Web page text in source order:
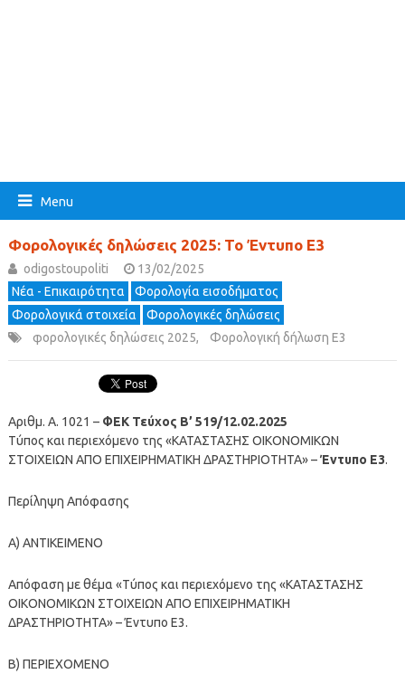
Menu
Φορολογικές δηλώσεις 2025: Το Έντυπο Ε3
odigostoupoliti
13/02/2025
Νέα - Επικαιρότητα
Φορολογία εισοδήματος
Φορολογικά στοιχεία
Φορολογικές δηλώσεις
φορολογικές δηλώσεις 2025, Φορολογική δήλωση Ε3
Αριθμ. Α. 1021 – ΦΕΚ Τεύχος B’ 519/12.02.2025
Τύπος και περιεχόμενο της «ΚΑΤΑΣΤΑΣΗΣ ΟΙΚΟΝΟΜΙΚΩΝ
ΣΤΟΙΧΕΙΩΝ ΑΠΟ ΕΠΙΧΕΙΡΗΜΑΤΙΚΗ ΔΡΑΣΤΗΡΙΟΤΗΤΑ» –Έντυπο Ε3.
Περίληψη Απόφασης
Α) ΑΝΤΙΚΕΙΜΕΝΟ
Απόφαση με θέμα «Τύπος και περιεχόμενο της «ΚΑΤΑΣΤΑΣΗΣ
ΟΙΚΟΝΟΜΙΚΩΝ ΣΤΟΙΧΕΙΩΝ ΑΠΟ ΕΠΙΧΕΙΡΗΜΑΤΙΚΗ
ΔΡΑΣΤΗΡΙΟΤΗΤΑ» – Έντυπο Ε3.
Β) ΠΕΡΙΕΧΟΜΕΝΟ